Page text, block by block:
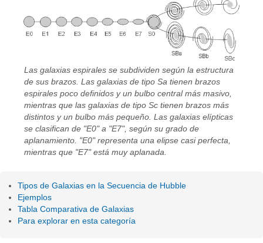
Las galaxias espirales se subdividen según la estructura
de sus brazos. Las galaxias de tipoSa tienen brazos
espirales poco definidos y un bulbo central más masivo,
mientras que las galaxias de tipoSc tienen brazos más
distintos y un bulbo más pequeño. Las galaxias elípticas
se clasifican de "E0" a "E7", según su grado de
aplanamiento. "E0" representa una elipse casi perfecta,
mientras que "E7" está muy aplanada.
Tipos de Galaxias en la Secuencia de Hubble
Ejemplos
Tabla Comparativa de Galaxias
Para explorar en esta categoría